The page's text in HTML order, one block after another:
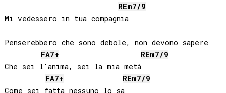
REm7/9
Mi vedessero in tua compagnia
Penserebbero che sono debole, non devono sapere
FA7+ REm7/9
Che sei l'anima, sei la mia metà
FA7+ REm7/9
Come sei fatta nessuno lo sa